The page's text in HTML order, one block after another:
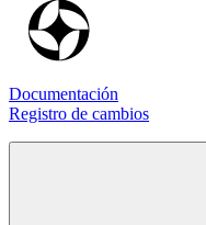
Documentación
Registro de cambios